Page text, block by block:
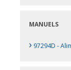
MANUELS
› 97294D -